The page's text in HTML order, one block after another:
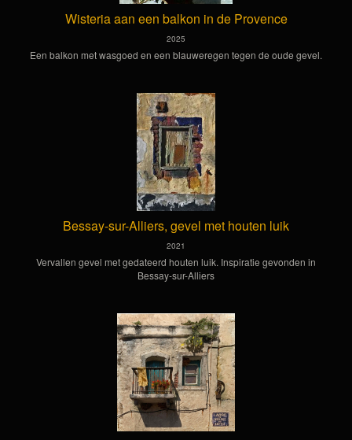
Wisteria aan een balkon in de Provence
2025
Een balkon met wasgoed en een blauweregen tegen de oude gevel.
Bessay-sur-Alliers, gevel met houten luik
2021
Vervallen gevel met gedateerd houten luik. Inspiratie gevonden in
Bessay-sur-Alliers